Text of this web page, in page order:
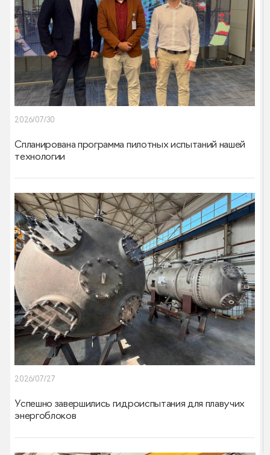
2026/07/30
Cпланирована программа пилотных испытаний нашей
технологии
2026/07/27
Успешно завершились гидроиспытания для плавучих
энергоблоков